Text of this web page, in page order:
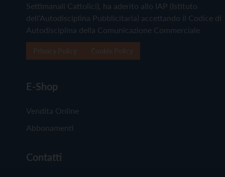
Settimanali Cattolici), ha aderito allo IAP (Istituto
dell'Autodisciplina Pubblicitaria) accettando il Codice di
Autodisciplina della Comunicazione Commerciale
E-Shop
Vendita Online
Abbonamenti
Contatti